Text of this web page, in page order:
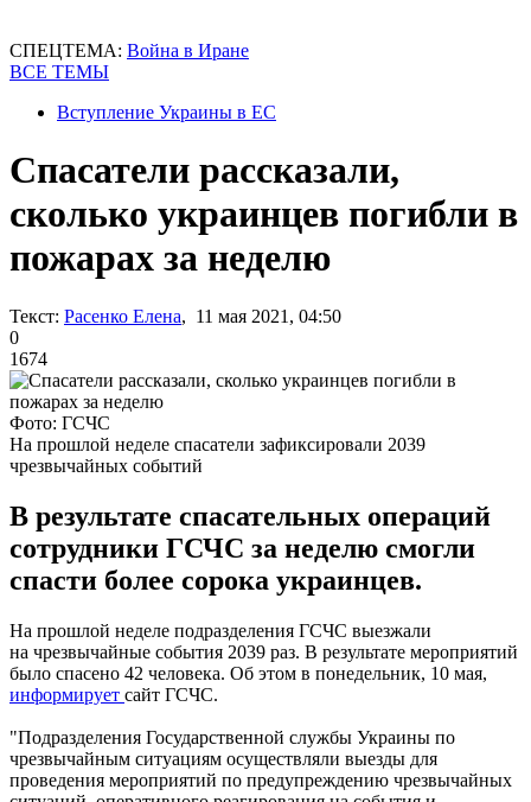
СПЕЦТЕМА: Война в Иране
ВСЕ ТЕМЫ
Вступление Украины в ЕС
Спасатели рассказали,
сколько украинцев погибли в
пожарах за неделю
Текст: Расенко Елена, 11 мая 2021, 04:50
0
1674
Фото: ГСЧС
На прошлой неделе спасатели зафиксировали 2039
чрезвычайных событий
В результате спасательных операций
сотрудники ГСЧС за неделю смогли
спасти более сорока украинцев.
На прошлой неделе подразделения ГСЧС выезжали
на чрезвычайные события 2039 раз. В результате мероприятий
было спасено 42 человека. Об этом в понедельник, 10 мая,
информирует сайт ГСЧС.
"Подразделения Государственной службы Украины по
чрезвычайным ситуациям осуществляли выезды для
проведения мероприятий по предупреждению чрезвычайных